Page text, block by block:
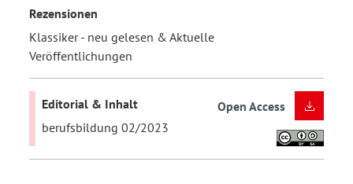
Rezensionen
Klassiker - neu gelesen & Aktuelle
Veröffentlichungen
Editorial & Inhalt
berufsbildung 02/2023
Open Access